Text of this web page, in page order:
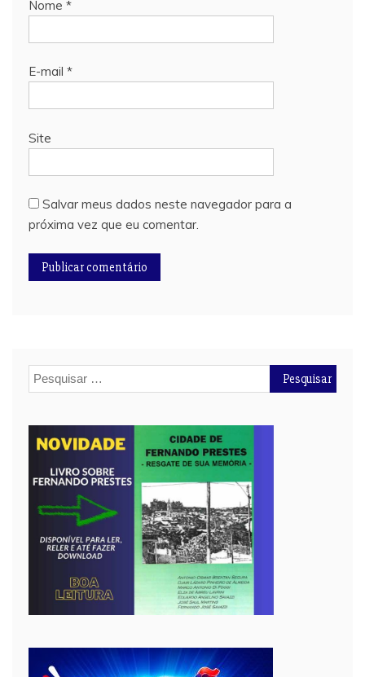
Nome *
E-mail *
Site
Salvar meus dados neste navegador para a
próxima vez que eu comentar.
Pesquisar
por: